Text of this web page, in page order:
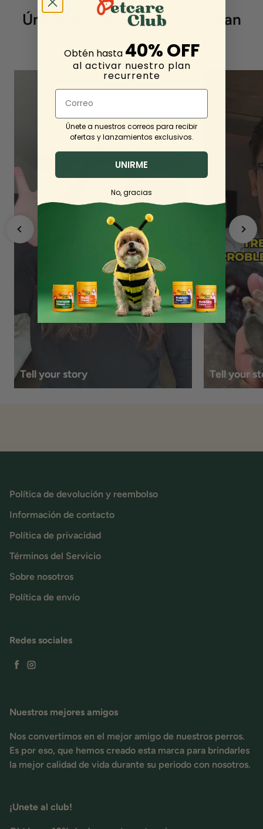
Únete al Club de los que Cuidan
con Amor.
Tell your story Tell your
Política de devolución y reembolso
Información de contacto
Política de privacidad
Términos del Servicio
Sobre nosotros
Política de envío
Redes sociales
Facebook
Instagram
Nuestros mejores amigos
Nos convertimos en el mejor amigo de nuestros perros.
Es por eso, que hemos creado esta marca para brindarles
la mejor calidad de vida durante su periodo con nosotros.
¡Unete al club!
Obtén hasta 40% OFF
al activar nuestro plan
recurrente
Email
Únete a nuestros correos para recibir
ofertas y lanzamientos exclusivos.
UNIRME
No, gracias